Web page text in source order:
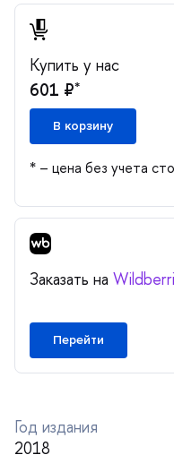
Купить у нас
601 ₽*
корзину
* – цена без учета
Заказать на
Перейти
Год издания
2018